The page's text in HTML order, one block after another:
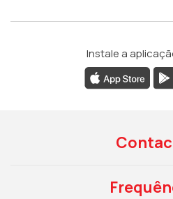
Instale a